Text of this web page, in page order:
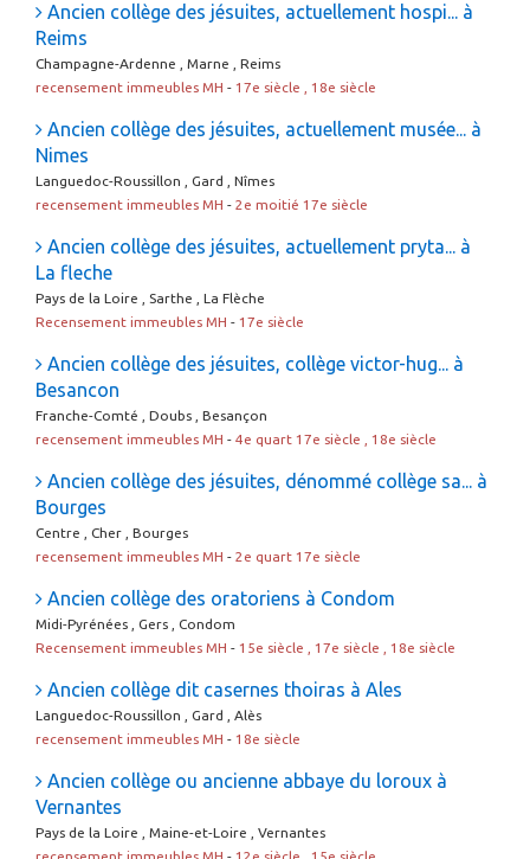
Ancien collège des jésuites, actuellement hospi... à
Reims
Champagne-Ardenne , Marne , Reims
recensement immeubles MH - 17e siècle , 18e siècle
Ancien collège des jésuites, actuellement musée... à
Nimes
Languedoc-Roussillon , Gard , Nîmes
recensement immeubles MH - 2e moitié 17e siècle
Ancien collège des jésuites, actuellement pryta... à
La fleche
Pays de la Loire , Sarthe , La Flèche
Recensement immeubles MH - 17e siècle
Ancien collège des jésuites, collège victor-hug... à
Besancon
Franche-Comté , Doubs , Besançon
recensement immeubles MH - 4e quart 17e siècle , 18e siècle
Ancien collège des jésuites, dénommé collège sa... à
Bourges
Centre , Cher , Bourges
recensement immeubles MH - 2e quart 17e siècle
Ancien collège des oratoriens à Condom
Midi-Pyrénées , Gers , Condom
Recensement immeubles MH - 15e siècle , 17e siècle , 18e siècle
Ancien collège dit casernes thoiras à Ales
Languedoc-Roussillon , Gard , Alès
recensement immeubles MH - 18e siècle
Ancien collège ou ancienne abbaye du loroux à
Vernantes
Pays de la Loire , Maine-et-Loire , Vernantes